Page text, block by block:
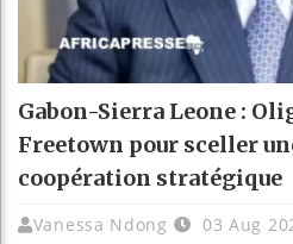
Gabon-Sierra Leone :
Freetown pour sceller
coopération stratégique
Vanessa Ndong 03 Aug